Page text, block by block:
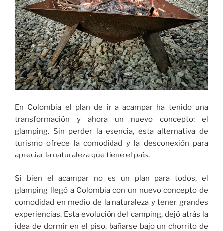
En Colombia el plan de ir a acampar ha tenido una
transformación y ahora un nuevo concepto: el
glamping. Sin perder la esencia, esta alternativa de
turismo ofrece la comodidad y la desconexión para
apreciar la naturaleza que tiene el país.
Si bien el acampar no es un plan para todos, el
glamping llegó a Colombia con un nuevo concepto de
comodidad en medio de la naturaleza y tener grandes
experiencias. Esta evolución del camping, dejó atrás la
idea de dormir en el piso, bañarse bajo un chorrito de